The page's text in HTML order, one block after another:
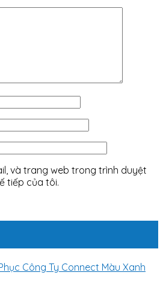
và trang web trong trình duyệt
tiếp của tôi.